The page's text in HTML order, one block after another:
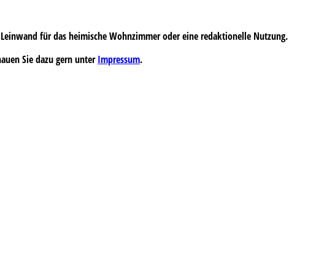
für das heimische Wohnzimmer oder eine redaktionelle Nutzung.
Sie dazu gern unterImpressum.